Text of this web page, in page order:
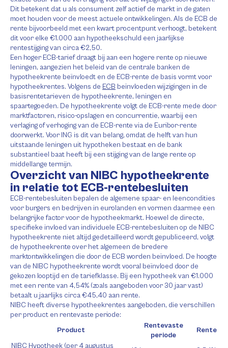
Dit betekent dat u als consument zelf actief de markt in de gaten
moet houden voor de meest actuele ontwikkelingen. Als de ECB de
rente bijvoorbeeld met een kwart procentpunt verhoogt, betekent
dit voor elke €1.000 aan hypotheekschuld een jaarlijkse
rentestijging van circa €2,50.
Een hoger ECB-tarief draagt bij aan een hogere rente op nieuwe
leningen, aangezien het beleid van de centrale banken de
hypotheekrente beïnvloedt en de ECB-rente de basis vormt voor
hypotheekrentes. Volgens de ECB beïnvloeden wijzigingen in de
basisrentetarieven de hypotheekrente, leningen en
spaartegoeden. De hypotheekrente volgt de ECB-rente mede door
marktfactoren, risico-opslagen en concurrentie, waarbij een
verlaging of verhoging van de ECB-rente via de Euribor-rente
doorwerkt. Voor ING is dit van belang, omdat de helft van hun
uitstaande leningen uit hypotheken bestaat en de bank
substantieel baat heeft bij een stijging van de lange rente op
middellange termijn.
Overzicht van NIBC hypotheekrente
in relatie tot ECB-rentebesluiten
ECB-rentebesluiten bepalen de algemene spaar- en leencondities
voor burgers en bedrijven in eurolanden en vormen daarmee een
belangrijke factor voor de hypotheekmarkt. Hoewel de directe,
specifieke invloed van individuele ECB-rentebesluiten op de NIBC
hypotheekrente niet altijd gedetailleerd wordt gepubliceerd, volgt
de hypotheekrente over het algemeen de bredere
marktontwikkelingen die door de ECB worden beïnvloed. De hoogte
van de NIBC hypotheekrente wordt vooral beïnvloed door de
gekozen looptijd en de tariefklasse. Bij een hypotheek van €1.000
met een rente van 4,54% (zoals aangeboden voor 30 jaar vast)
betaalt u jaarlijks circa €45,40 aan rente.
NIBC heeft diverse hypotheekrentes aangeboden, die verschillen
per product en rentevaste periode:
Product
Rentevaste
periode
Rente
NIBC Hypotheek (per 4 augustus